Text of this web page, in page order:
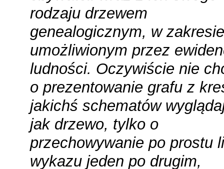
rodzaju drzewem
genealogicznym, w zakresie
umożliwionym przez
ludności. Oczywiście nie
o prezentowanie grafu z
jakichś schematów
jak drzewo, tylko o
przechowywanie po prostu
wykazu jeden po drugim,